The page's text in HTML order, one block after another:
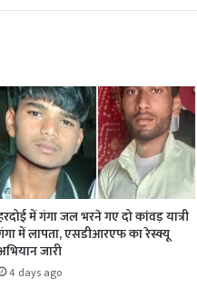
में गंगा जल भरने गए दो कांवड़ यात्री
में लापता, एसडीआरएफ का रेस्क्यू
जारी
4 days ago